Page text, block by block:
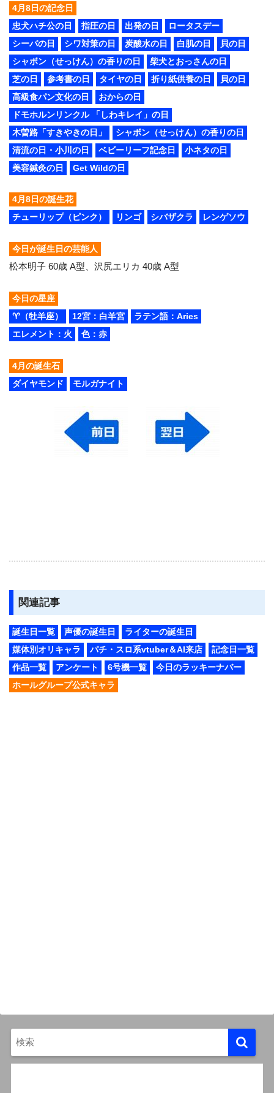
4月8日の記念日
忠犬ハチ公の日
指圧の日 出発の日
ロータスデー
シーバの日
シワ対策の日 炭酸水の日 白肌の日
貝の日
シャボン（せっけん）の香りの日
柴犬とおっさんの日
芝の日
参考書の日 タイヤの日 折り紙供養の日
貝の日
高級食パン文化の日
おからの日
ドモホルンリンクル 「しわキレイ」の日
木曽路「すきやきの日」
シャボン（せっけん）の香りの日
清流の日・小川の日
ベビーリーフ記念日
小ネタの日
美容鍼灸の日
Get Wildの日
4月8日の誕生花
チューリップ（ピンク）
リンゴ シバザクラ レンゲソウ
今日が誕生日の芸能人
松本明子 60歳 A型、沢尻エリカ 40歳 A型
今日の星座
♈（牡羊座）
12宮：白羊宮
ラテン語：Aries
エレメント：火
色：赤
4月の誕生石
ダイヤモンド
モルガナイト
関連記事
誕生日一覧 声優の誕生日
ライターの誕生日
媒体別オリキャラ
パチ・スロ系vtuber＆AI来店
記念日一覧
作品一覧
アンケート 6号機一覧
今日のラッキーナバー
ホールグループ公式キャラ